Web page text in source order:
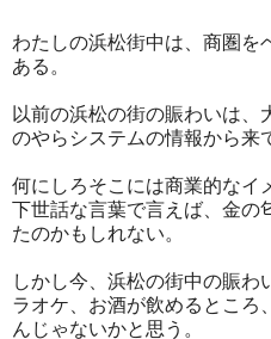
わたしの浜松街中は、商圏を
ある。
以前の浜松の街の賑わいは、
のやらシステムの情報から来
何にしろそこには商業的なイ
下世話な言葉で言えば、金の
たのかもしれない。
しかし今、浜松の街中の賑わ
ラオケ、お酒が飲めるところ
んじゃないかと思う。